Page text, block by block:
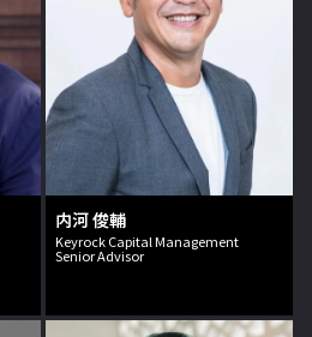
内河 俊輔
Keyrock Capital Management
Senior Advisor